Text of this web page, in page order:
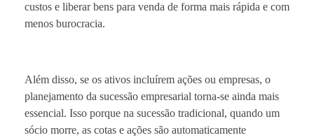
custos e liberar bens para venda de forma mais rápida e com
menos burocracia.
Além disso, se os ativos incluírem ações ou empresas, o
planejamento da sucessão empresarial torna-se ainda mais
essencial. Isso porque na sucessão tradicional, quando um
sócio morre, as cotas e ações são automaticamente